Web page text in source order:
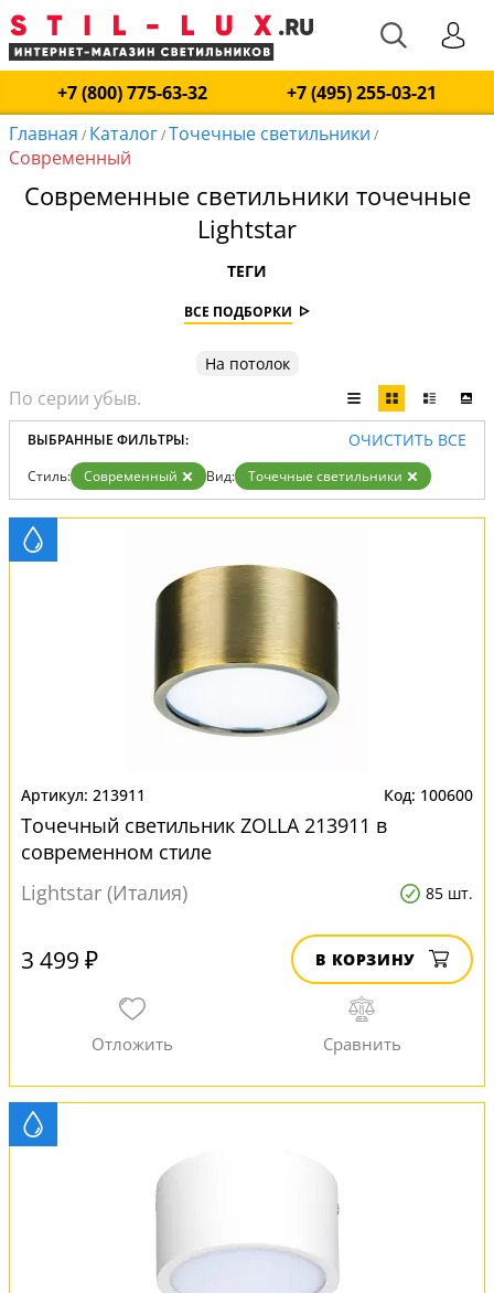
+7 (800) 775-63-32
+7 (495) 255-03-21
Главная / Каталог/Точечные светильники /
Современный
Современные светильники точечные
Lightstar
ТЕГИ
ВСЕ ПОДБОРКИ
На потолок
ВЫБРАННЫЕ ФИЛЬТРЫ: ОЧИСТИТЬ ВСЕ
Стиль: Современный Вид: Точечные светильники
213911 100600
Точечный светильник ZOLLA 213911 в
современном стиле
Lightstar (Италия)
85 шт.
3 499 ₽ В КОРЗИНУ